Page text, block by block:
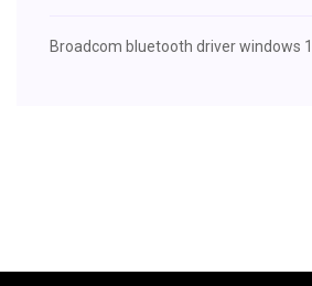
Broadcom bluetooth driver windows